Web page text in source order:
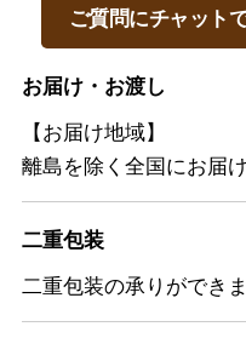
ご質問にチャット
お届け・お渡し
【お届け地域】
離島を除く全国にお届
二重包装
二重包装の承りができま